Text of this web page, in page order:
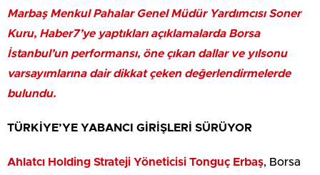
Marbaş Menkul Pahalar Genel Müdür Yardımcısı Soner
Kuru, Haber7’ye yaptıkları açıklamalarda Borsa
İstanbul’un performansı, öne çıkan dallar ve yılsonu
varsayımlarına dair dikkat çeken değerlendirmelerde
bulundu.
TÜRKİYE’YE YABANCI GİRİŞLERİ SÜRÜYOR
Ahlatcı Holding Strateji Yöneticisi Tonguç Erbaş, Borsa